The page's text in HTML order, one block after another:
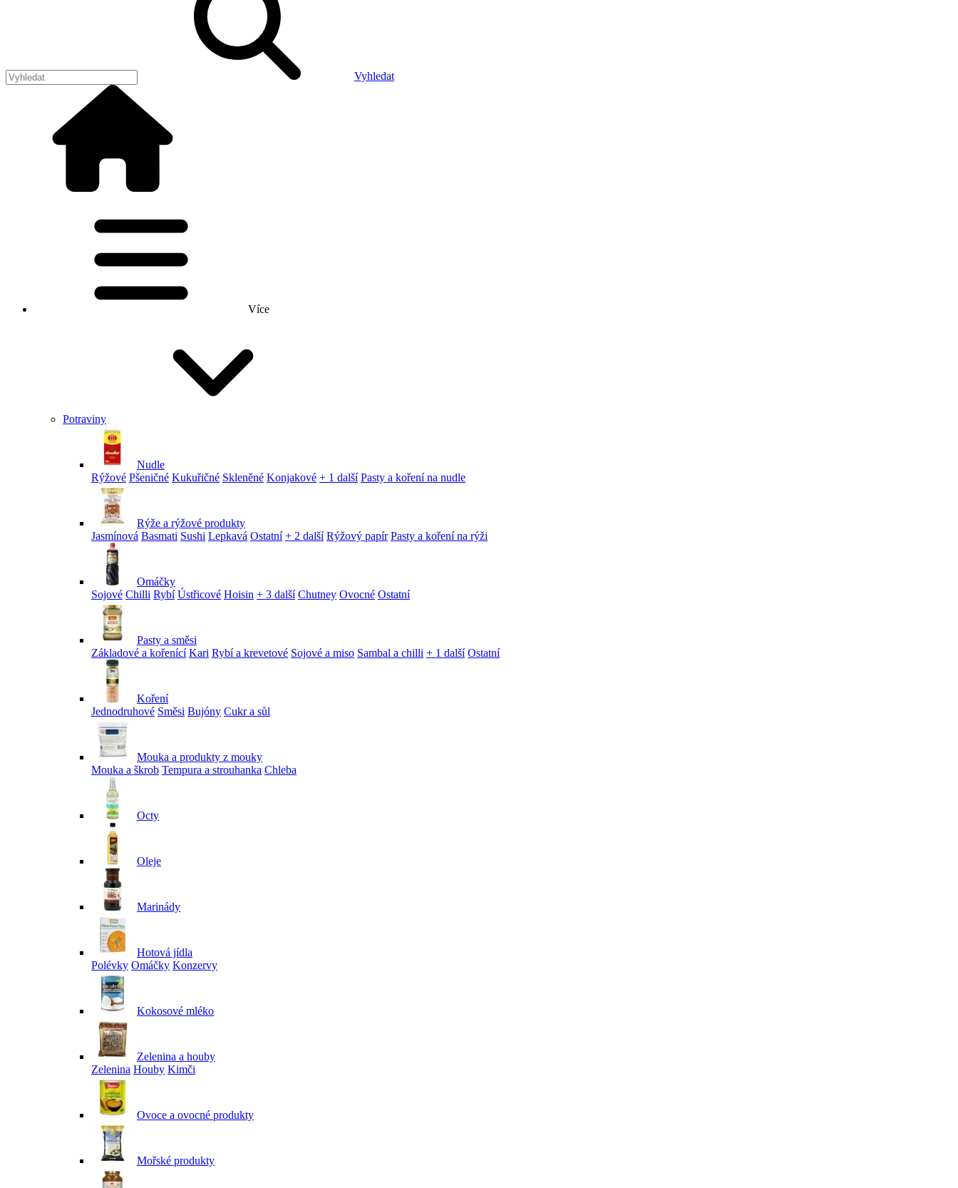
Vyhledat
Více
Potraviny
Nudle
Rýžové Pšeničné Kukuřičné Skleněné Konjakové + 1 další Pasty a koření na nudle
Rýže a rýžové produkty
Jasmínová Basmati Sushi Lepkavá Ostatní + 2 další Rýžový papír Pasty a koření na rýži
Omáčky
Sojové Chilli Rybí Ústřicové Hoisin + 3 další Chutney Ovocné Ostatní
Pasty a směsi
Základové a kořenící Kari Rybí a krevetové Sojové a miso Sambal a chilli + 1 další Ostatní
Koření
Jednodruhové Směsi Bujóny Cukr a sůl
Mouka a produkty z mouky
Mouka a škrob Tempura a strouhanka Chleba
Octy
Oleje
Marinády
Hotová jídla
Polévky Omáčky Konzervy
Kokosové mléko
Zelenina a houby
Zelenina Houby Kimči
Ovoce a ovocné produkty
Mořské produkty